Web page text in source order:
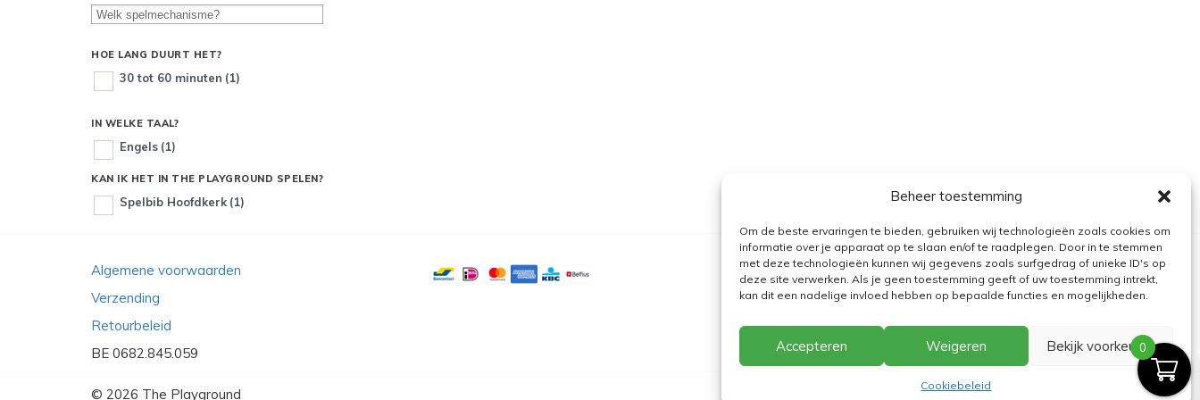
Beheer toestemming
Om de beste ervaringen te bieden, gebruiken wij technologieën zoals cookies om
informatie over je apparaat op te slaan en/of te raadplegen. Door in te stemmen
met deze technologieën kunnen wij gegevens zoals surfgedrag of unieke ID's op
deze site verwerken. Als je geen toestemming geeft of uw toestemming intrekt,
kan dit een nadelige invloed hebben op bepaalde functies en mogelijkheden.
Accepteren Weigeren Bekijk voorkeuren
Cookiebeleid
HOE LANG DUURT HET?
30 tot 60 minuten (1)
IN WELKE TAAL?
Engels (1)
KAN IK HET IN THE PLAYGROUND SPELEN?
Spelbib Hoofdkerk (1)
Algemene voorwaarden
Verzending
Retourbeleid
BE 0682.845.059
© 2026 The Playground
0